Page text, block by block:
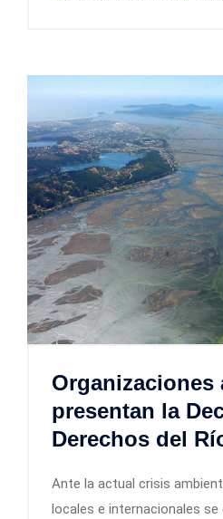
Organizaciones
presentan la
Derechos del
Ante la actual crisis
locales e internacionales se